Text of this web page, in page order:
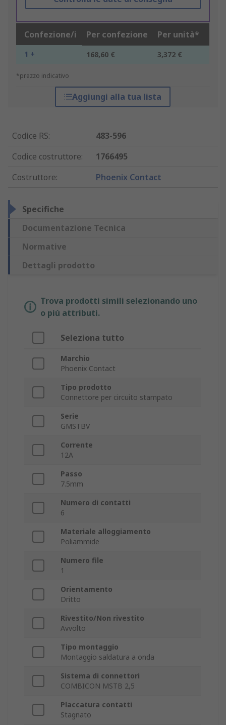
Confezione/i Per confezione Per unità*
1 + 168,60 € 3,372 €
*prezzo indicativo
Aggiungi alla tua lista
Codice RS:
483-596
Codice costruttore:
1766495
Costruttore: Phoenix Contact
Specifiche
Documentazione Tecnica
Normative
Dettagli prodotto
Trova prodotti simili selezionando uno
o più attributi.
Seleziona tutto
Marchio
Phoenix Contact
Tipo prodotto
Connettore per circuito stampato
Serie
GMSTBV
Corrente
12A
Passo
7.5mm
Numero di contatti
6
Materiale alloggiamento
Poliammide
Numero file
1
Orientamento
Dritto
Rivestito/Non rivestito
Avvolto
Tipo montaggio
Montaggio saldatura a onda
Sistema di connettori
COMBICON MSTB 2,5
Placcatura contatti
Stagnato